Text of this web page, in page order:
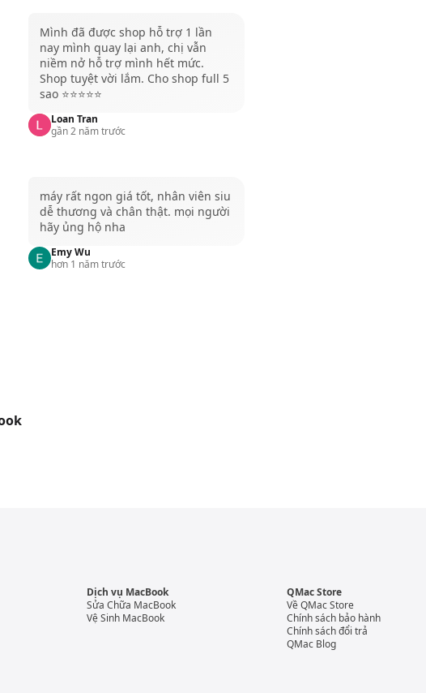
Mình đã được shop hỗ trợ 1 lần
nay mình quay lại anh, chị vẫn
niềm nở hỗ trợ mình hết mức.
Shop tuyệt vời lắm. Cho shop full 5
sao ⭐️⭐️⭐️⭐️⭐️
Loan Tran
gần 2 năm trước
máy rất ngon giá tốt, nhân viên siu
dễ thương và chân thật. mọi người
hãy ủng hộ nha
Emy Wu
hơn 1 năm trước
Dịch vụ MacBook
Sửa Chữa MacBook
Vệ Sinh MacBook
QMac Store
Về QMac Store
Chính sách bảo hành
Chính sách đổi trả
QMac Blog